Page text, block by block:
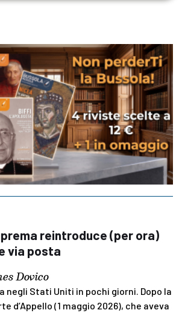
reintroduce (per ora)
via posta
Dovico
negli Stati Uniti in pochi giorni. Dopo la
d’Appello (1 maggio 2026), che aveva